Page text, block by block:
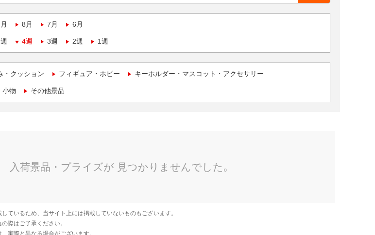
8月 7月 6月
4週 3週 2週 1週
・クッション フィギュア・ホビー キーホルダー・マスコット・アクセサリー
小物 その他景品